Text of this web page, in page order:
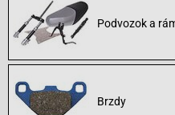
Podvozok a
Brzdy